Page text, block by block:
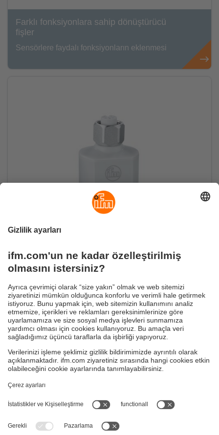
Farklı fonksiyonlara sahip dönüştürücü
fişler
Sensörlere faydalı fonksiyonların eklenmesi
Modern IO-Link Sensörlerinin Analog Yolla
Entegrasyonu
IO-Link proses değerlerini iki analog sinyale
dönüştürür 4...20 mA
Kurallar ve koşullar
Konumlar (EN)
Responsible Disclosure
Cookies